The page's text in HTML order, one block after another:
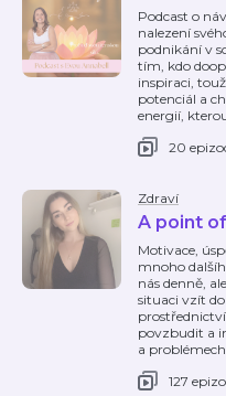
Podcast o
nalezení
podnikání v
tím, kdo
inspiraci,
potenciál a
energií,
20
Zdraví
A point
Motivace,
mnoho
nás denně,
situaci vzít
povzbudit a
a
127